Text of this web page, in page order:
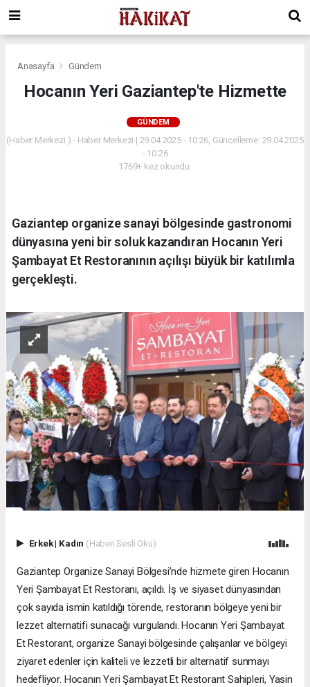
Anasayfa Gündem
Hocanın Yeri Gaziantep'te Hizmette
GÜNDEM
(Haber Merkezi ) - Haber Merkezi | 29.04.2025 - 10:26, Güncelleme: 29.04.2025
- 10:26
1769+ kez okundu.
Gaziantep organize sanayi bölgesinde gastronomi
dünyasına yeni bir soluk kazandıran Hocanın Yeri
Şambayat Et Restoranının açılışı büyük bir katılımla
gerçekleşti.
Erkek| Kadın (Haberi Sesli Oku)
Gaziantep Organize Sanayi Bölgesi’nde hizmete giren Hocanın
Yeri Şambayat Et Restoranı, açıldı. İş ve siyaset dünyasından
çok sayıda ismin katıldığı törende, restoranın bölgeye yeni bir
lezzet alternatifi sunacağı vurgulandı. Hocanın Yeri Şambayat
Et Restorant, organize Sanayi bölgesinde çalışanlar ve bölgeyi
ziyaret edenler için kaliteli ve lezzetli bir alternatif sunmayı
hedefliyor. Hocanın Yeri Şambayat Et Restorant Sahipleri, Yasin